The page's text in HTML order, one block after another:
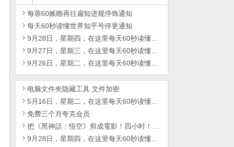
每蓉60嫉瞻再往扁知进规停饰通知
每天60秒读懂世界知乎号停更通知
9月28日，星期四，在这里每天60秒读懂世界！
9月27日，星期三，在这里每天60秒读懂世界！
9月26日，星期二，在这里每天60秒读懂世界！
电脑文件夹隐藏工具 文件加密
5月16日，星期二，在这里每天60秒读懂世界！
免费三个月夸克会员
把《黑神話：悟空》剪成電影！四小时！4K60fps
9月28日，星期四，在这里每天60秒读懂世界！